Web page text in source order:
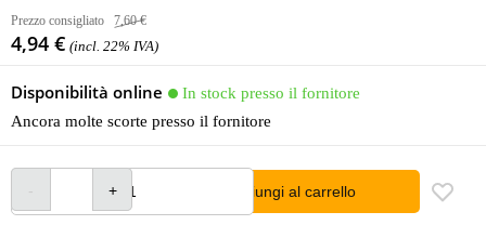
Prezzo consigliato 7,60 €
4,94 € (incl. 22% IVA)
Disponibilità online
In stock presso il fornitore
Ancora molte scorte presso il fornitore
Aggiungi al carrello